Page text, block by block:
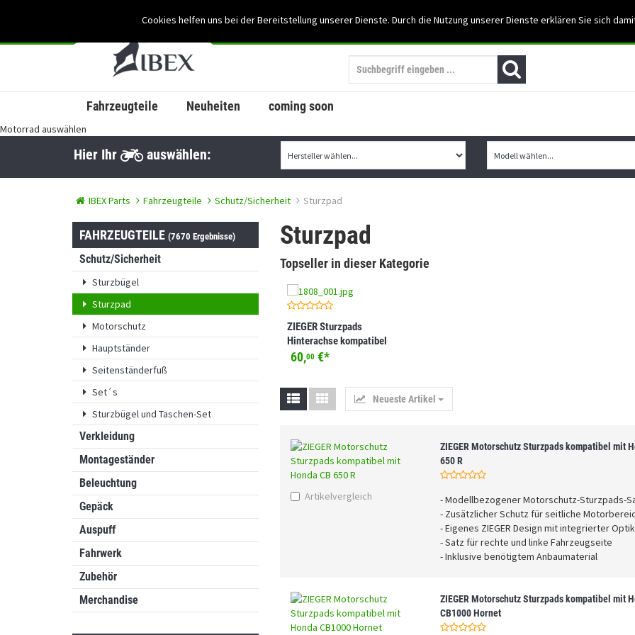
Cookies helfen uns bei der Bereitstellung unserer Dienste. Durch die Nutzung unserer Dienste erklären Sie sich
Mein Konto Support: 03501-
Fahrzeugteile Neuheiten coming soon
Motorrad auswählen
Hier Ihr auswählen:
IBEX Parts Fahrzeugteile Schutz/Sicherheit Sturzpad
FAHRZEUGTEILE (7670 Ergebnisse)
Schutz/Sicherheit
Sturzbügel
Sturzpad
Motorschutz
Hauptständer
Seitenständerfuß
Set´s
Sturzbügel und Taschen-Set
Verkleidung
Montageständer
Beleuchtung
Gepäck
Auspuff
Fahrwerk
Zubehör
Merchandise
Sturzpad
Topseller in dieser Kategorie
ZIEGER Sturzpads
Hinterachse kompatibel
mit Honda CRF 1100 L
60,00 €*
Neueste Artikel
Artikelvergleich
ZIEGER Motorschutz Sturzpads kompatibel mit
650 R
- Modellbezogener Motorschutz-Sturzpads-
- Zusätzlicher Schutz für seitliche
- Eigenes ZIEGER Design mit integrierter Optik
- Satz für rechte und linke Fahrzeugseite
- Inklusive benötigtem Anbaumaterial
ZIEGER Motorschutz Sturzpads kompatibel mit
CB1000 Hornet